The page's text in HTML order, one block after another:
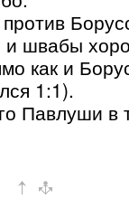
швабы
как и
1:1).
Павлуши в